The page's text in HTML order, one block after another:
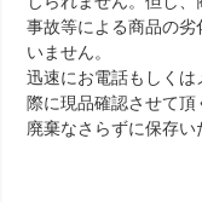
事故等による商品の
いません。
迅速にお電話もしく
際に現品確認させて
廃棄なさらずに保存い